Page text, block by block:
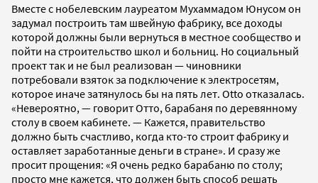
Вместе с нобелевским лауреатом Мухаммадом Юнусом он
задумал построить там швейную фабрику, все доходы
которой должны были вернуться в местное сообщество и
пойти на строительство школ и больниц. Но социальный
проект так и не был реализован — чиновники
потребовали взяток за подключение к электросетям,
которое иначе затянулось бы на пять лет. Otto отказалась.
«Невероятно, — говорит Отто, барабаня по деревянному
столу в своем кабинете. — Кажется, правительство
должно быть счастливо, когда кто-то строит фабрику и
оставляет заработанные деньги в стране». И сразу же
просит прощения: «Я очень редко барабаню по столу;
просто мне кажется, что должен быть способ решать